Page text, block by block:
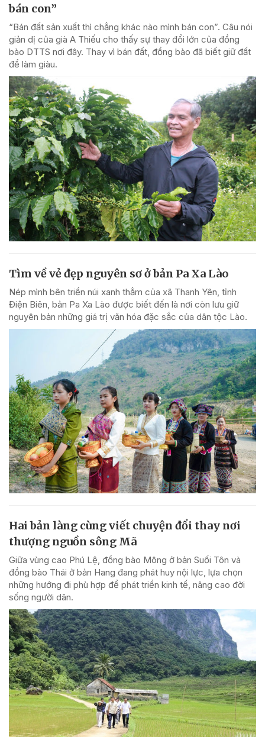
bán con”
“Bán đất sản xuất thì chẳng khác nào mình bán con”. Câu nói
giản dị của già A Thiếu cho thấy sự thay đổi lớn của đồng
bào DTTS nơi đây. Thay vì bán đất, đồng bào đã biết giữ đất
để làm giàu.
Tìm về vẻ đẹp nguyên sơ ở bản Pa Xa Lào
Nép mình bên triền núi xanh thẳm của xã Thanh Yên, tỉnh
Điện Biên, bản Pa Xa Lào được biết đến là nơi còn lưu giữ
nguyên bản những giá trị văn hóa đặc sắc của dân tộc Lào.
Hai bản làng cùng viết chuyện đổi thay nơi
thượng nguồn sông Mã
Giữa vùng cao Phú Lệ, đồng bào Mông ở bản Suối Tôn và
đồng bào Thái ở bản Hang đang phát huy nội lực, lựa chọn
những hướng đi phù hợp để phát triển kinh tế, nâng cao đời
sống người dân.